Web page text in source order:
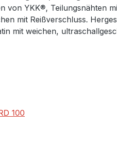
von YKK®, Teilungsnähten
mit Reißverschluss.
mit weichen,
100